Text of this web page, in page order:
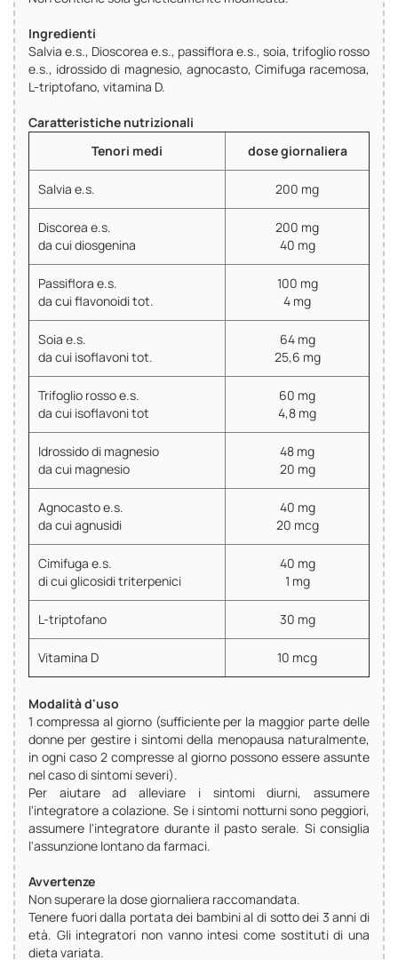
Ingredienti
Salvia e.s., Dioscorea e.s., passiflora e.s., soia, trifoglio rosso
e.s., idrossido di magnesio, agnocasto, Cimifuga racemosa,
L-triptofano, vitamina D.
Caratteristiche nutrizionali
Tenori medi
dose giornaliera
Salvia e.s. 200 mg
Discorea e.s.
da cui diosgenina
200 mg
40 mg
Passiflora e.s.
da cui flavonoidi tot.
100 mg
4 mg
Soia e.s.
da cui isoflavoni tot.
64 mg
25,6 mg
Trifoglio rosso e.s.
da cui isoflavoni tot
60 mg
4,8 mg
Idrossido di magnesio
da cui magnesio
48 mg
20 mg
Agnocasto e.s.
da cui agnusidi
40 mg
20 mcg
Cimifuga e.s.
di cui glicosidi triterpenici
40 mg
1 mg
L-triptofano 30 mg
Vitamina D 10 mcg
Modalità d'uso
1 compressa al giorno (sufficiente per la maggior parte delle
donne per gestire i sintomi della menopausa naturalmente,
in ogni caso 2 compresse al giorno possono essere assunte
nel caso di sintomi severi).
Per aiutare ad alleviare i sintomi diurni, assumere
l'integratore a colazione. Se i sintomi notturni sono peggiori,
assumere l'integratore durante il pasto serale. Si consiglia
l'assunzione lontano da farmaci.
Avvertenze
Non superare la dose giornaliera raccomandata.
Tenere fuori dalla portata dei bambini al di sotto dei 3 anni di
età. Gli integratori non vanno intesi come sostituti di una
dieta variata.